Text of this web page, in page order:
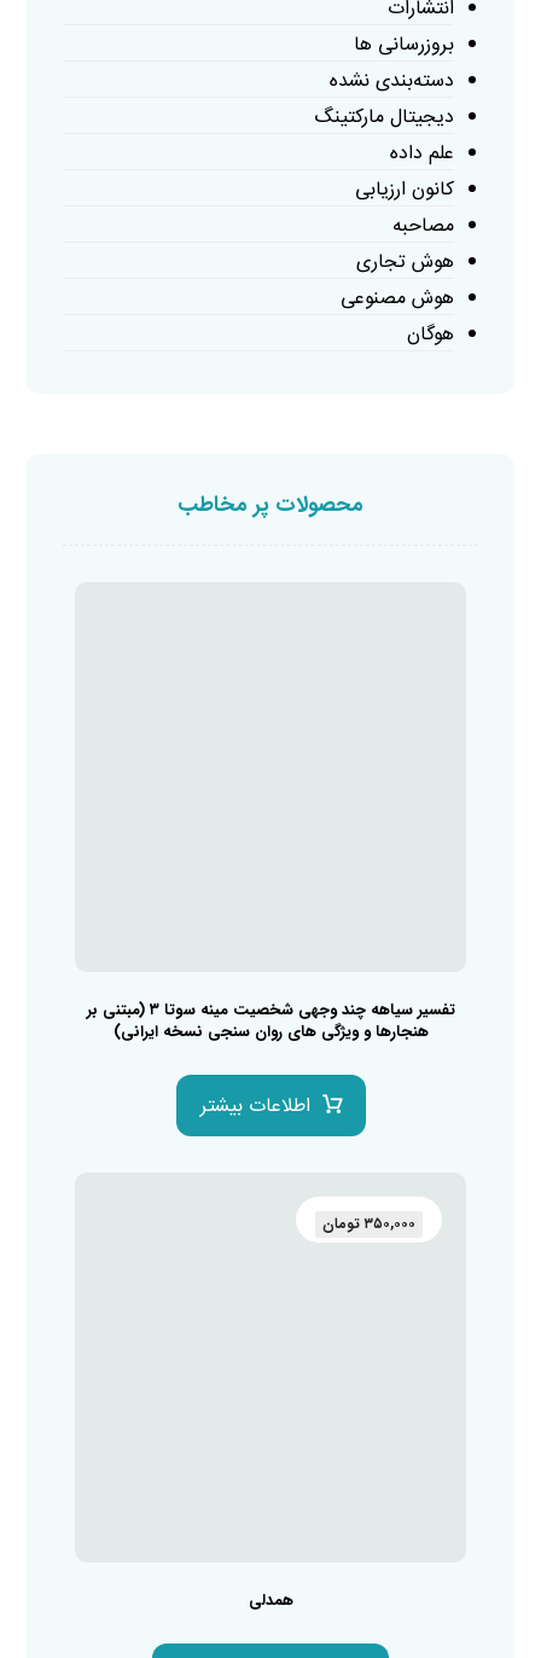
انتشارات
بروزرسانی ها
دسته‌بندی نشده
دیجیتال مارکتینگ
علم داده
کانون ارزیابی
مصاحبه
هوش تجاری
هوش مصنوعی
هوگان
محصولات پر مخاطب
تفسیر سیاهه چند وجهی شخصیت مینه سوتا ۳ (مبتنی بر
هنجارها و ویژگی های روان سنجی نسخه ایرانی)
اطلاعات بیشتر
همدلی
۳۵۰,۰۰۰ تومان